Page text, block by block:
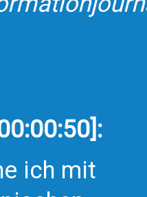
ich mit